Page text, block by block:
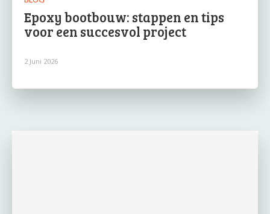
Epoxy bootbouw: stappen en tips
voor een succesvol project
2 Juni 2026